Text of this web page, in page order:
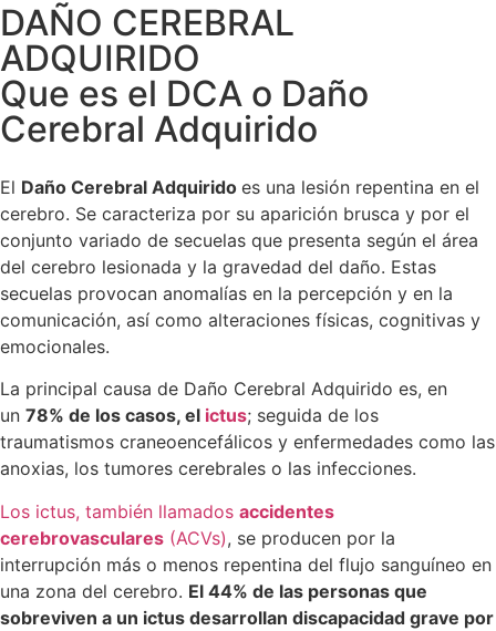
DAÑO CEREBRAL
ADQUIRIDO
Que es el DCA o Daño
Cerebral Adquirido
El Daño Cerebral Adquirido es una lesión repentina en el
cerebro. Se caracteriza por su aparición brusca y por el
conjunto variado de secuelas que presenta según el área
del cerebro lesionada y la gravedad del daño. Estas
secuelas provocan anomalías en la percepción y en la
comunicación, así como alteraciones físicas, cognitivas y
emocionales.
La principal causa de Daño Cerebral Adquirido es, en
un 78% de los casos, el ictus; seguida de los
traumatismos craneoencefálicos y enfermedades como las
anoxias, los tumores cerebrales o las infecciones.
Los ictus, también llamados accidentes
cerebrovasculares (ACVs), se producen por la
interrupción más o menos repentina del flujo sanguíneo en
una zona del cerebro. El 44% de las personas que
sobreviven a un ictus desarrollan discapacidad grave por